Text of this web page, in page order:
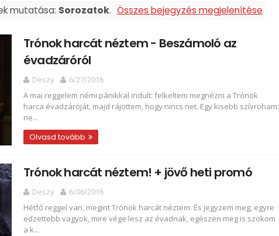
mutatása: Sorozatok. Összes bejegyzés megjelenítése
Trónok harcát néztem - Beszámoló az
évadzáróról
Deszy
6/27/2016
A mai reggelem némi pánikkal indult: felkeltem megnézni a Trónok
harca évadzáróját, majd rájöttem, hogy nincs net. Egy kisebb szívroham:
ne...
Olvasd tovább
Trónok harcát néztem! + jövő heti promó
Deszy
6/06/2016
Hétfő reggel van, megint Trónok harcát néztem. És jegyzem meg, egyre
edzettebb vagyok, mire vége lesz az évadnak, egészen meg is szokom
a k...